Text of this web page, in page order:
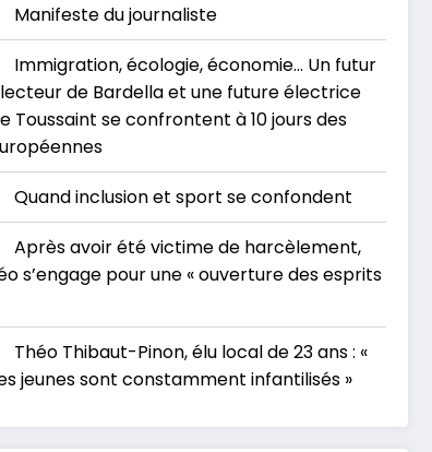
Manifeste du journaliste
Immigration, écologie, économie… Un futur
de Bardella et une future électrice
Toussaint se confrontent à 10 jours des
Quand inclusion et sport se confondent
Après avoir été victime de harcèlement,
s’engage pour une « ouverture des esprits
Théo Thibaut-Pinon, élu local de 23 ans : «
jeunes sont constamment infantilisés »